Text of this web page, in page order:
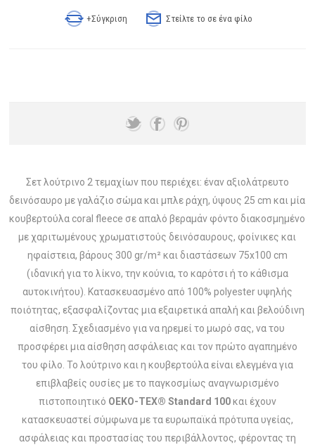
+Σύγκριση Στείλτε το σε ένα φίλο
Σετ λούτρινο 2 τεμαχίων που περιέχει: έναν αξιολάτρευτο
δεινόσαυρο με γαλάζιο σώμα και μπλε ράχη, ύψους 25 cm και μία
κουβερτούλα coral fleece σε απαλό βεραμάν φόντο διακοσμημένο
με χαριτωμένους χρωματιστούς δεινόσαυρους, φοίνικες και
ηφαίστεια, βάρους 300 gr/m² και διαστάσεων 75x100 cm
(ιδανική για το λίκνο, την κούνια, το καρότσι ή το κάθισμα
αυτοκινήτου). Κατασκευασμένο από 100% polyester υψηλής
ποιότητας, εξασφαλίζοντας μια εξαιρετικά απαλή και βελούδινη
αίσθηση. Σχεδιασμένο για να ηρεμεί το μωρό σας, να του
προσφέρει μια αίσθηση ασφάλειας και τον πρώτο αγαπημένο
του φίλο. Το λούτρινο και η κουβερτούλα είναι ελεγμένα για
επιβλαβείς ουσίες με το παγκοσμίως αναγνωρισμένο
πιστοποιητικό OEKO-TEX® Standard 100και έχουν
κατασκευαστεί σύμφωνα με τα ευρωπαϊκά πρότυπα υγείας,
ασφάλειας και προστασίας του περιβάλλοντος, φέροντας τη